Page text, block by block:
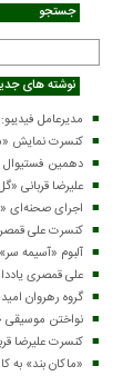
جستجو
نوشته های
مدیرعامل
کنسرت‌ نمایش
دهمین فستیوال
علیرضا قربانی
اجرای صحنه‌ای
کنسرت علی
آلبوم «آسیمه
علی قمصری
گروه رهروان
نواختن موسیقی
کنسرت علیرضا
«ماکان بند» به